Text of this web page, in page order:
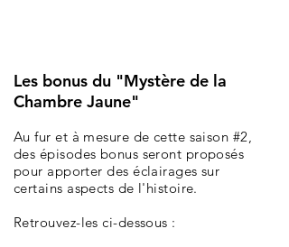
Les bonus du "Mystère de la
Chambre Jaune"
Au fur et à mesure de cette saison #2,
des épisodes bonus seront proposés
pour apporter des éclairages sur
certains aspects de l'histoire.
Retrouvez-les ci-dessous :